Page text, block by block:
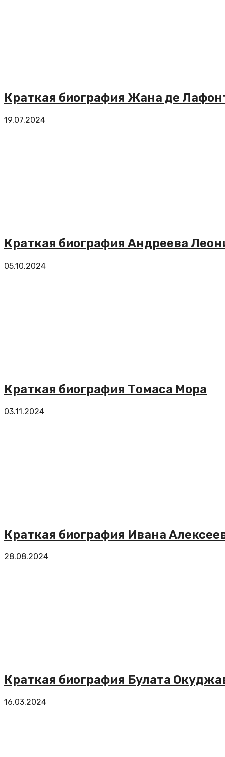
Краткая биография Жана де
19.07.2024
Краткая биография Андреева
05.10.2024
Краткая биография Томаса Мора
03.11.2024
Краткая биография Ивана
28.08.2024
Краткая биография Булата
16.03.2024